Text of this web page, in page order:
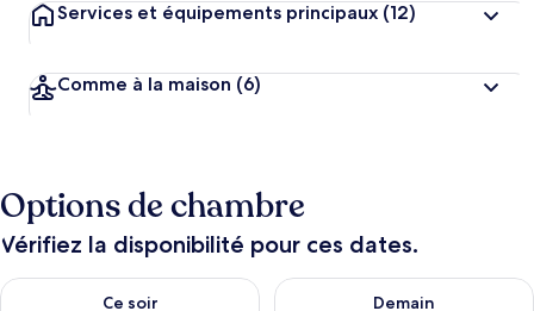
Services et équipements principaux (12)
Comme à la maison (6)
Options de chambre
Vérifiez la disponibilité pour ces dates.
Ce soir
Vérifier la disponibilité pour ce soir août 6 - août 7
Demain
Vérifier la disponibilité pour